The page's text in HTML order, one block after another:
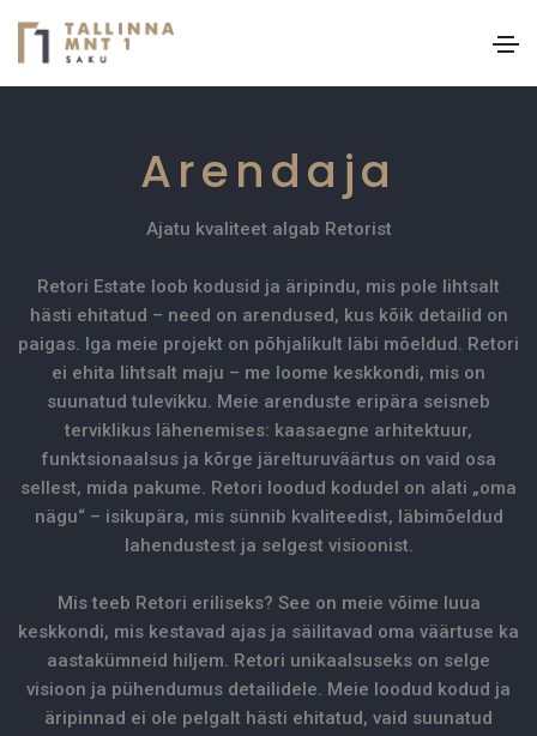
Arendaja
Ajatu kvaliteet algab Retorist
Retori Estate loob kodusid ja äripindu, mis pole lihtsalt
hästi ehitatud – need on arendused, kus kõik detailid on
paigas. Iga meie projekt on põhjalikult läbi mõeldud. Retori
ei ehita lihtsalt maju – me loome keskkondi, mis on
suunatud tulevikku. Meie arenduste eripära seisneb
terviklikus lähenemises: kaasaegne arhitektuur,
funktsionaalsus ja kõrge järelturuväärtus on vaid osa
sellest, mida pakume. Retori loodud kodudel on alati „oma
nägu“ – isikupära, mis sünnib kvaliteedist, läbimõeldud
lahendustest ja selgest visioonist.
Mis teeb Retori eriliseks? See on meie võime luua
keskkondi, mis kestavad ajas ja säilitavad oma väärtuse ka
aastakümneid hiljem. Retori unikaalsuseks on selge
visioon ja pühendumus detailidele. Meie loodud kodud ja
äripinnad ei ole pelgalt hästi ehitatud, vaid suunatud